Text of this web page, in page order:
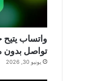
واتساب
تواصل بدون
يونيو 30, 2026